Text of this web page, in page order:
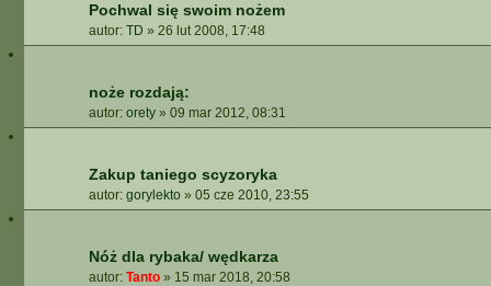
Pochwal się swoim nożem
autor: TD » 26 lut 2008, 17:48
noże rozdają:
autor: orety » 09 mar 2012, 08:31
Zakup taniego scyzoryka
autor: gorylekto » 05 cze 2010, 23:55
Nóż dla rybaka/ wędkarza
autor: Tanto » 15 mar 2018, 20:58